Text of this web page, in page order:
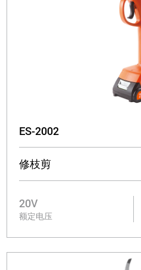
ES-2002
修枝剪
20V
额定电压